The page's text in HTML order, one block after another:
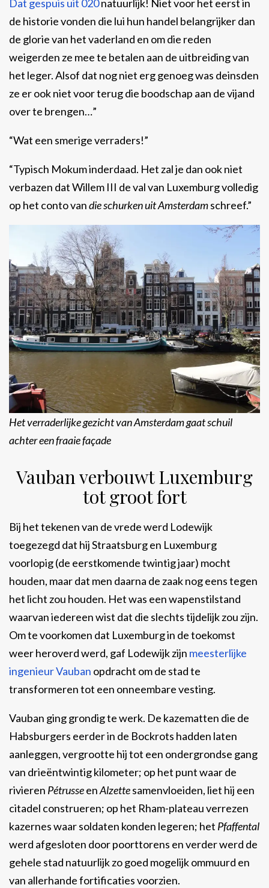
Dat gespuis uit 020natuurlijk! Niet voor het eerst in
de historie vonden die lui hun handel belangrijker dan
de glorie van het vaderland en om die reden
weigerden ze mee te betalen aan de uitbreiding van
het leger. Alsof dat nog niet erg genoeg was deinsden
ze er ook niet voor terug die boodschap aan de vijand
over te brengen…”
“Wat een smerige verraders!”
“Typisch Mokum inderdaad. Het zal je dan ook niet
verbazen dat Willem III de val van Luxemburg volledig
op het conto vandie schurken uit Amsterdamschreef.”
Het verraderlijke gezicht van Amsterdam gaat schuil
achter een fraaie façade
Vauban verbouwt Luxemburg
tot groot fort
Bij het tekenen van de vrede werd Lodewijk
toegezegd dat hij Straatsburg en Luxemburg
voorlopig (de eerstkomende twintig jaar) mocht
houden, maar dat men daarna de zaak nog eens tegen
het licht zou houden. Het was een wapenstilstand
waarvan iedereen wist dat die slechts tijdelijk zou zijn.
Om te voorkomen dat Luxemburg in de toekomst
weer heroverd werd, gaf Lodewijk zijn meesterlijke
ingenieur Vauban opdracht om de stad te
transformeren tot een onneembare vesting.
Vauban ging grondig te werk. De kazematten die de
Habsburgers eerder in de Bockrots hadden laten
aanleggen, vergrootte hij tot een ondergrondse gang
van drieëntwintig kilometer; op het punt waar de
rivieren PétrusseenAlzettesamenvloeiden, liet hij een
citadel construeren; op het Rham-plateau verrezen
kazernes waar soldaten konden legeren; het Pfaffental
werd afgesloten door poorttorens en verder werd de
gehele stad natuurlijk zo goed mogelijk ommuurd en
van allerhande fortificaties voorzien.